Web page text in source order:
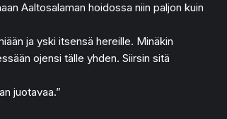
Aaltosalaman hoidossa niin paljon kuin
ja yski itsensä hereille. Minäkin
ojensi tälle yhden. Siirsin sitä
juotavaa.”